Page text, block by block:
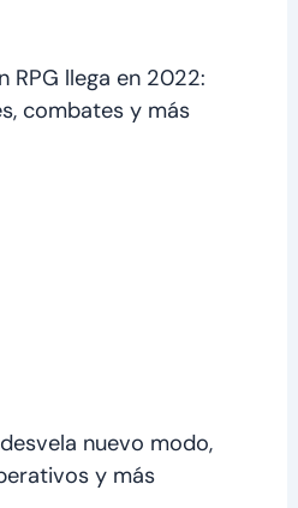
RPG llega en 2022:
combates y más
nuevo modo,
y más